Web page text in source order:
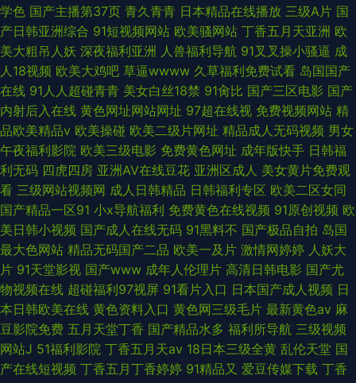
学色 国产主播第37页 青久青青 日本精品在线播放 三级A片 国
产日韩亚洲综合 91短视频网站 欧美骚网站 丁香五月天亚洲 欧
美大粗吊人妖 深夜福利亚洲 人兽福利导航 91叉叉操小骚逼 成
人18视频 欧美大鸡吧 草逼wwww 久草福利免费试看 岛国国产
在线 91人人超碰青青 美女白丝18禁 91肏比 国产三区电影 国产
内射后入在线 黄色网址网站网址 97超在线视 免费视频网站 精
品欧美精品v 欧美操碰 欧美二级片网址 精品成人无码视频 男女
午夜福利影院 欧美三级电影 免费黄色网址 成年版快手 日韩福
利无码 四虎四房 亚洲AV在线豆花 亚洲区成人 美女黄片免费观
看 三级网站视频网 成人日韩精品 日韩福利专区 欧美二区女同
国产精品一区91 小x导航福利 免费黄色在线视频 91原创视频 欧
美日韩小视频 国产成人在线无码 91黑料不 国产极品自拍 岛国
最大色网站 精品无码国产二品 欧美一及片 激情网婷婷 人妖大
片 91天堂影视 国产www 成年人伦理片 高清日韩电影 国产尤
物视频在线 超碰福利97视屏 91看片入口 日本国产成人视频 日
本日韩欧美在线 黄色资料入口 黄色网三级毛片 最新黄色av 麻
豆影院免费 五月天堂丁香 国产精品水多 福利所导航 三级视频
网站J 51福利影院 丁香五月天av 18日本三级全黄 乱伦天堂 国
产在线短视频 丁香五月丁香婷婷 91精品又 爱豆传媒下载 丁香